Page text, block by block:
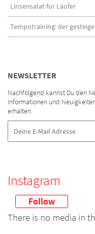
Linsensalat für Läufer
Tempotraining: der
NEWSLETTER
Nachfolgend kannst Du den
Informationen und
erhalten.
Instagram
Follow
There is no media in